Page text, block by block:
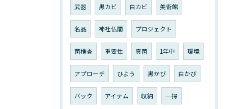
武器 黒カビ 白カビ 美術館
名品 神社仏閣 プロジェクト
菌検査 重要性 真菌 1年中 環境
アプローチ ひよう 黒かび 白かび
バック アイテム 収納 一掃